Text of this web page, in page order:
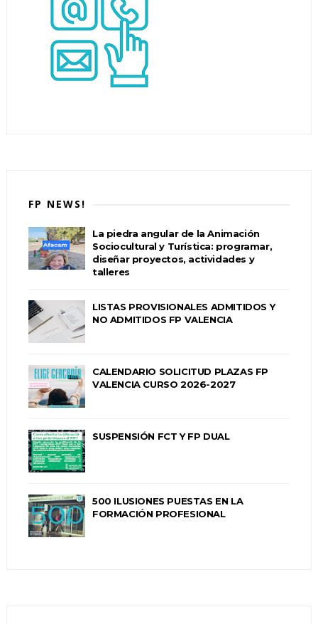
FP NEWS!
La piedra angular de la Animación
Sociocultural y Turística: programar,
diseñar proyectos, actividades y
talleres
LISTAS PROVISIONALES ADMITIDOS Y
NO ADMITIDOS FP VALENCIA
CALENDARIO SOLICITUD PLAZAS FP
VALENCIA CURSO 2026-2027
SUSPENSIÓN FCT Y FP DUAL
500 ILUSIONES PUESTAS EN LA
FORMACIÓN PROFESIONAL